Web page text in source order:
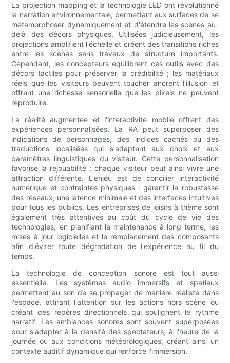
La projection mapping et la technologie LED ont révolutionné
la narration environnementale, permettant aux surfaces de se
métamorphoser dynamiquement et d'étendre les scènes au-
delà des décors physiques. Utilisées judicieusement, les
projections amplifient l'échelle et créent des transitions riches
entre les scènes sans travaux de structure importants.
Cependant, les concepteurs équilibrent ces outils avec des
décors tactiles pour préserver la crédibilité ; les matériaux
réels que les visiteurs peuvent toucher ancrent l'illusion et
offrent une richesse sensorielle que les pixels ne peuvent
reproduire.
La réalité augmentée et l'interactivité mobile offrent des
expériences personnalisées. La RA peut superposer des
indications de personnages, des indices cachés ou des
traductions localisées qui s'adaptent aux choix et aux
paramètres linguistiques du visiteur. Cette personnalisation
favorise la rejouabilité : chaque visiteur peut ainsi vivre une
attraction différente. L'enjeu est de concilier interactivité
numérique et contraintes physiques : garantir la robustesse
des réseaux, une latence minimale et des interfaces intuitives
pour tous les publics. Les entreprises de loisirs à thème sont
également très attentives au coût du cycle de vie des
technologies, en planifiant la maintenance à long terme, les
mises à jour logicielles et le remplacement des composants
afin d'éviter toute dégradation de l'expérience au fil du
temps.
La technologie de conception sonore est tout aussi
essentielle. Les systèmes audio immersifs et spatiaux
permettent au son de se propager de manière réaliste dans
l'espace, attirant l'attention sur les actions hors scène ou
créant des repères directionnels qui soulignent le rythme
narratif. Les ambiances sonores sont souvent superposées
pour s'adapter à la densité des spectateurs, à l'heure de la
journée ou aux conditions météorologiques, créant ainsi un
contexte auditif dynamique qui renforce l'immersion.